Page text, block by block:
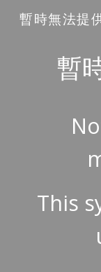
Skip to main
暫時無法提
暫
This